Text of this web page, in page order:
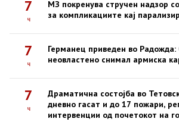
7
ч
МЗ покренува стручен надзор
за компликациите кај
7
ч
Германец приведен во Радожда:
неовластено снимал армиска
7
ч
Драматична состојба во
дневно гасат и до 17 пожари,
интервенции од почетокот на